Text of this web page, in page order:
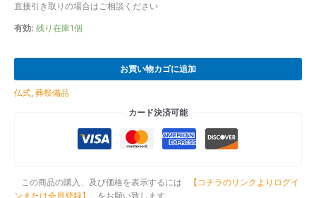
直接引き取りの場合はご相談ください
有効: 残り在庫1個
お買い物カゴに追加
仏式, 葬祭備品
カード決済可能
この商品の購入、及び価格を表示するには
【コチラのリンクよりログイ
ンまたは会員登録】
をお願い致します。